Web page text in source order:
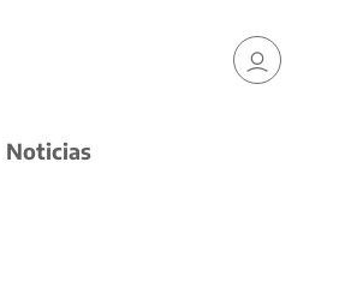
Noticias